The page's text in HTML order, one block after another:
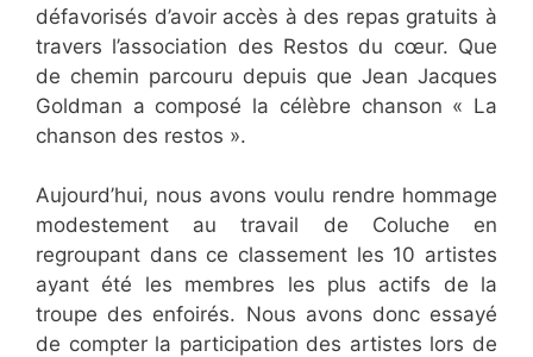
défavorisés d’avoir accès à des repas gratuits à
travers l’association des Restos du cœur. Que
de chemin parcouru depuis que Jean Jacques
Goldman a composé la célèbre chanson « La
chanson des restos ».
Aujourd’hui, nous avons voulu rendre hommage
modestement au travail de Coluche en
regroupant dans ce classement les 10 artistes
ayant été les membres les plus actifs de la
troupe des enfoirés. Nous avons donc essayé
de compter la participation des artistes lors de